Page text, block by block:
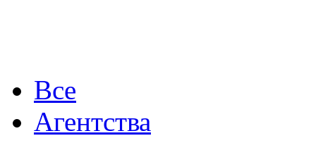
Все
Агентства